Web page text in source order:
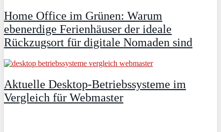
Home Office im Grünen: Warum
ebenerdige Ferienhäuser der ideale
Rückzugsort für digitale Nomaden sind
Aktuelle Desktop-Betriebssysteme im
Vergleich für Webmaster